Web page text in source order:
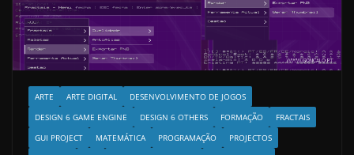
ARTE ARTE DIGITAL
DESENVOLVIMENTO DE JOGOS
DESIGN 6 GAME ENGINE
DESIGN 6 OTHERS FORMAÇÃO
FRACTAIS
GUI PROJECT
MATEMÁTICA PROGRAMAÇÃO
PROJECTOS